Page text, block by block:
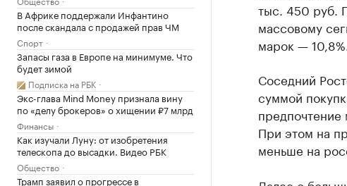
В Африке поддержали Инфантино
после скандала с продажей прав ЧМ
Спорт
Запасы газа в Европе на минимуме. Что
будет зимой
Подписка на РБК
Экс-глава Mind Money признала вину
по «делу брокеров» о хищении ₽7 млрд
Финансы
Как изучали Луну: от изобретения
телескопа до высадки. Видео РБК
Общество
Трамп заявил о прогрессе в
тыс. 450 руб.
массовому
марок — 10,8%.
Соседний
суммой
При этом на
меньше на